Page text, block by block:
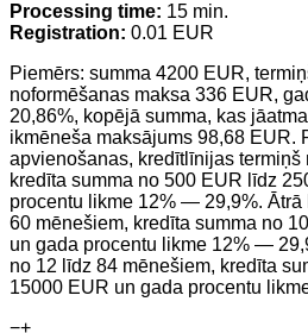
Processing time: 15 min.
Registration: 0.01 EUR
Piemērs: summa 4200 EUR,
noformēšanas maksa 336 EUR,
20,86%, kopējā summa, kas
ikmēneša maksājums 98,68 EUR.
apvienošanas, kredītlīnijas termiņš
kredīta summa no 500 EUR līdz
procentu likme 12% — 29,9%. Ātrā
60 mēnešiem, kredīta summa no
un gada procentu likme 12% —
no 12 līdz 84 mēnešiem, kredīta
15000 EUR un gada procentu
−+